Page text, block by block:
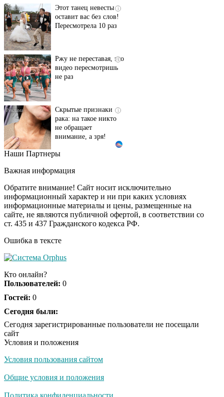
i
Этот танец невесты
оставит вас без слов!
Пересмотрела 10 раз
i
Ржу не переставая, это
видео пересмотришь
не раз
i
Скрытые признаки
рака: на такое никто
не обращает
внимание, а зря!
Ролик длится пару
шоке от увиденного
i
"Потеряли стыд в
погоне за "Диором":
Поплавская вмазала
Ролик из Омска: вы
Королева вагона
оставит равнодушным
Наши Партнеры
Важная информация
Обратите внимание! Сайт носит исключительно
информационный характер и ни при каких условиях
информационные материалы и цены, размещенные на
сайте, не являются публичной офертой, в соответствии со
ст. 435 и 437 Гражданского кодекса РФ.
Ошибка в тексте
Кто онлайн?
Пользователей: 0
Гостей: 0
Сегодня были:
Сегодня зарегистрированные пользователи не посещали
сайт
Условия и положения
Условия пользования сайтом
Общие условия и положения
Политика конфиденциальности